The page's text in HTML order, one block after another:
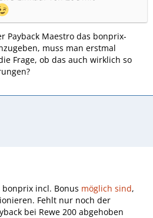
Payback Maestro das bonprix-
muss man erstmal
Frage, ob das auch wirklich so
incl. Bonus möglich sind,
Fehlt nur noch der
bei Rewe 200 abgehoben